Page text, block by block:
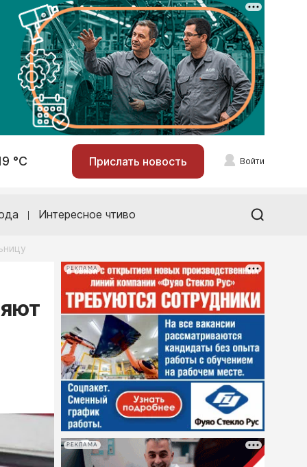
°С Прислать новость Войти
Интересное чтиво
РЕКЛАМА
РЕКЛАМА